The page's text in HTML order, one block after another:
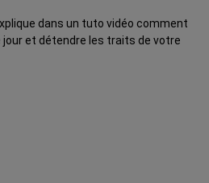
dans un tuto vidéo comment
jour et détendre les traits de votre